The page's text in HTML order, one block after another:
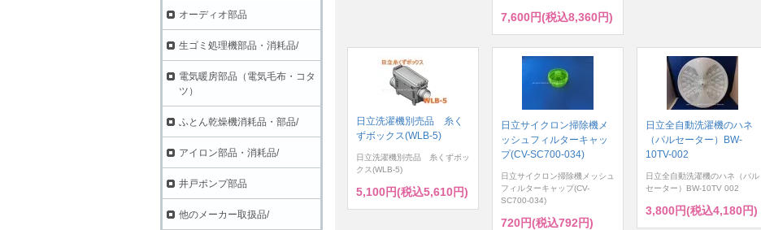
7,600円(税込8,360円)
日立洗濯機別売品 糸く
ずボックス(WLB-5)
日立洗濯機別売品 糸くずボッ
クス(WLB-5)
5,100円(税込5,610円)
日立サイクロン掃除機メ
ッシュフィルターキャッ
プ(CV-SC700-034)
日立サイクロン掃除機メッシュ
フィルターキャップ(CV-
SC700-034)
720円(税込792円)
日立全自動洗濯機のハネ
（パルセーター）BW-
10TV-002
日立全自動洗濯機のハネ（パル
セーター）BW-10TV 002
3,800円(税込4,180円)
オーディオ部品
生ゴミ処理機部品・消耗品/
電気暖房部品（電気毛布・コタ
ツ）
ふとん乾燥機消耗品・部品/
アイロン部品・消耗品/
井戸ポンプ部品
他のメーカー取扱品/